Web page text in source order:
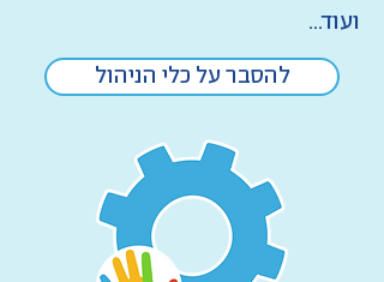
ועוד...
להסבר על כלי הניהול